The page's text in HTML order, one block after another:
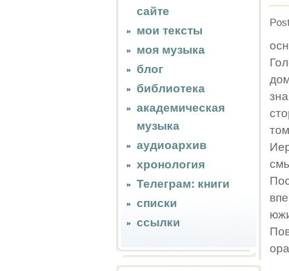
сайте
мои тексты
моя музыка
блог
библиотека
академическая
музыка
аудиоархив
хронология
Телеграм: книги
списки
ссылки